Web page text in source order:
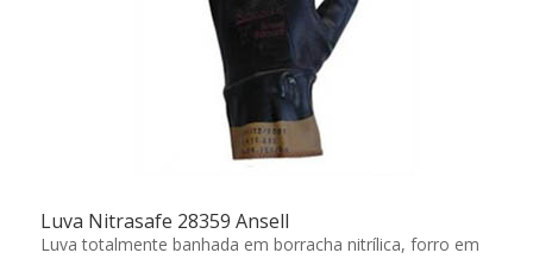
Luva Nitrasafe 28359 Ansell
Luva totalmente banhada em borracha nitrílica, forro em